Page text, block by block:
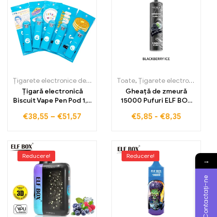
Țigarete electronice de unică folosință ,Țigarete electronice de
Țigară electronică
Biscuit Vape Pen Pod 1,0
€38,55 – €51,57
Toate, Țigarete electronice de unică folosință
Gheață de zmeură
15000 Pufuri ELF BOX
de fabrică, livrare
€5,85 - €8,35
Reducere! Reducere! →
Contactați-ne